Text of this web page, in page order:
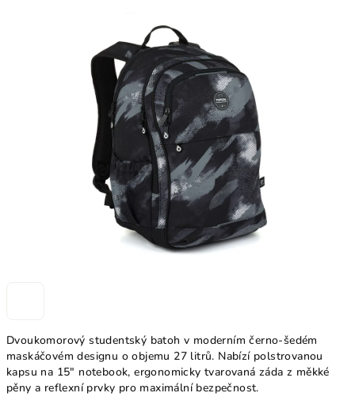
Dvoukomorový studentský batoh v moderním černo-šedém
maskáčovém designu o objemu 27 litrů. Nabízí polstrovanou
kapsu na 15" notebook, ergonomicky tvarovaná záda z měkké
pěny a reflexní prvky pro maximální bezpečnost.
hviezdičiek.